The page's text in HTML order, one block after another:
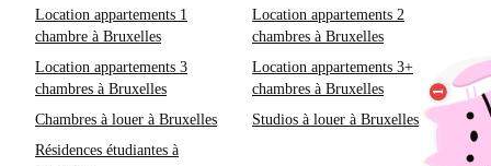
Location appartements 1
chambre à Bruxelles
Location appartements 2
chambres à Bruxelles
Location appartements 3
chambres à Bruxelles
Location appartements 3+
chambres à Bruxelles
Chambres à louer à Bruxelles
Studios à louer à Bruxelles
Résidences étudiantes à